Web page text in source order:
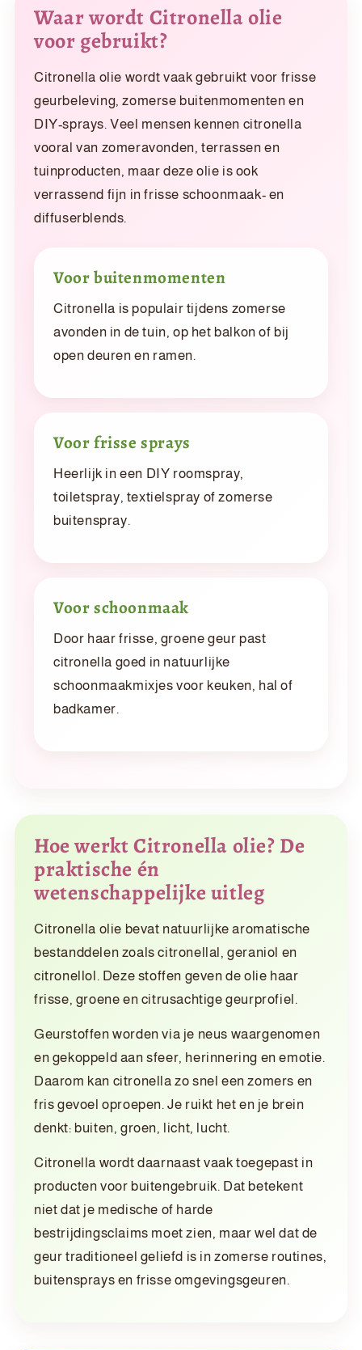
Waar wordt Citronella olie
voor gebruikt?
Citronella olie wordt vaak gebruikt voor frisse
geurbeleving, zomerse buitenmomenten en
DIY-sprays. Veel mensen kennen citronella
vooral van zomeravonden, terrassen en
tuinproducten, maar deze olie is ook
verrassend fijn in frisse schoonmaak- en
diffuserblends.
Voor buitenmomenten
Citronella is populair tijdens zomerse
avonden in de tuin, op het balkon of bij
open deuren en ramen.
Voor frisse sprays
Heerlijk in een DIY roomspray,
toiletspray, textielspray of zomerse
buitenspray.
Voor schoonmaak
Door haar frisse, groene geur past
citronella goed in natuurlijke
schoonmaakmixjes voor keuken, hal of
badkamer.
Hoe werkt Citronella olie? De
praktische én
wetenschappelijke uitleg
Citronella olie bevat natuurlijke aromatische
bestanddelen zoals citronellal, geraniol en
citronellol. Deze stoffen geven de olie haar
frisse, groene en citrusachtige geurprofiel.
Geurstoffen worden via je neus waargenomen
en gekoppeld aan sfeer, herinnering en emotie.
Daarom kan citronella zo snel een zomers en
fris gevoel oproepen. Je ruikt het en je brein
denkt: buiten, groen, licht, lucht.
Citronella wordt daarnaast vaak toegepast in
producten voor buitengebruik. Dat betekent
niet dat je medische of harde
bestrijdingsclaims moet zien, maar wel dat de
geur traditioneel geliefd is in zomerse routines,
buitensprays en frisse omgevingsgeuren.